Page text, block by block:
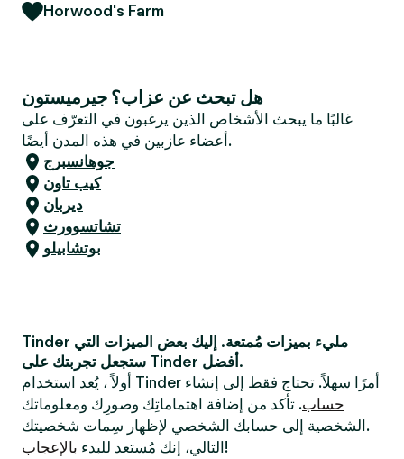
Horwood's Farm
هل تبحث عن عزاب؟ جيرميستون
غالبًا ما يبحث الأشخاص الذين يرغبون في التعرّف على
أعضاء عازبين في هذه المدن أيضًا.
جوهانسبرج
كيب تاون
ديربان
تشاتسوورث
بوتشابيلو
Tinder مليء بميزات مُمتعة. إليك بعض الميزات التي
ستجعل تجربتك على Tinder أفضل.
أولاً ، يُعد استخدام Tinder أمرًا سهلاً. تحتاج فقط إلى إنشاء
حساب. تأكد من إضافة اهتماماتِك وصورِك ومعلوماتك
الشخصية إلى حسابك الشخصي لإظهار سِمات شخصيتك.
التالي، إنك مُستعد للبدء بالإعجاب
!